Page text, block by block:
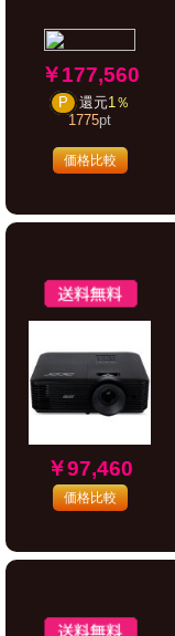
￥177,560
P 還元1％
1775pt
価格比較
￥97,460
価格比較